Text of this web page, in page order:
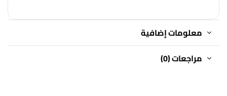
معلومات إضافية
مراجعات (0)